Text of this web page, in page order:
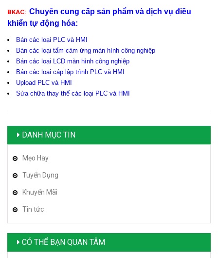
BKAC: Chuyên cung cấp sản phẩm và dịch vụ điều
khiển tự động hóa:
Bán các loại PLC và HMI
Bán các loại tấm cảm ứng màn hình công nghiệp
Bán các loại LCD màn hình công nghiệp
Bán các loại cáp lập trình PLC và HMI
Upload PLC và HMI
Sửa chữa thay thế các loại PLC và HMI
DANH MỤC TIN
Mẹo Hay
Tuyển Dụng
Khuyến Mãi
Tin tức
CÓ THỂ BẠN QUAN TÂM